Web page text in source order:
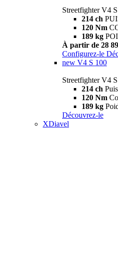
Streetfighter V4 S
214 ch
120 Nm
189 kg
À partir de 28
Configurez-le
new V4 S 100
Streetfighter V4
214 ch
120 Nm
189 kg
Découvrez-le
XDiavel